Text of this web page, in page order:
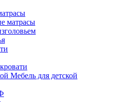
матрасы
Мебель для детской